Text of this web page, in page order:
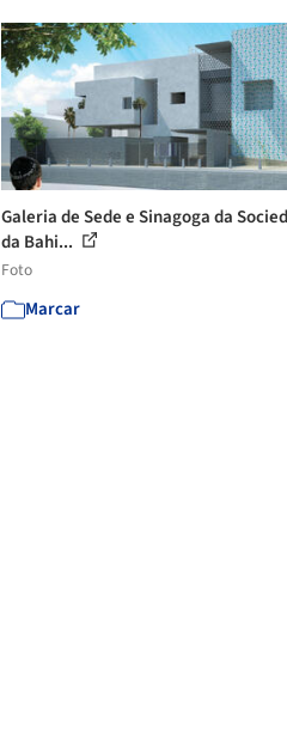
Galeria de Sede e Sinagoga da
da Bahi...
Foto
Marcar